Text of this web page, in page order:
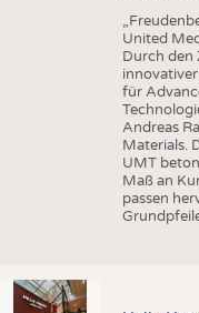
United
Durch den
für
Andreas
Materials.
UMT
Maß an
passen